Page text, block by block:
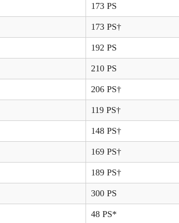
173 PS
173 PS†
192 PS
210 PS
206 PS†
119 PS†
148 PS†
169 PS†
189 PS†
300 PS
48 PS*